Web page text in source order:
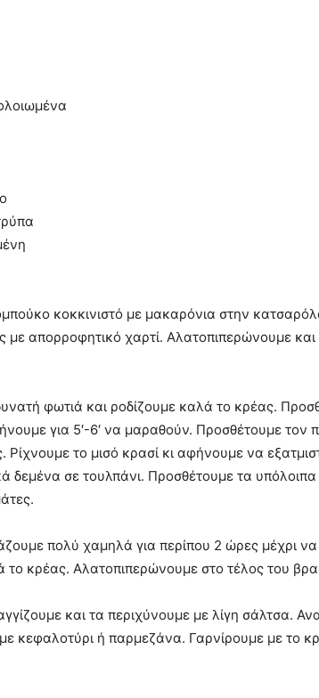
κοκκινιστό με μακαρόνια στην
απορροφητικό χαρτί. Αλατοπιπερώνουμε
φωτιά και ροδίζουμε καλά το κρέας.
για 5′-6′ να μαραθούν. Προσθέτουμε τον
το μισό κρασί κι αφήνουμε να
δεμένα σε τουλπάνι. Προσθέτουμε τα
πολύ χαμηλά για περίπου 2 ώρες μέχρι να
κρέας. Αλατοπιπερώνουμε στο τέλος του
και τα περιχύνουμε με λίγη σάλτσα.
κεφαλοτύρι ή παρμεζάνα. Γαρνίρουμε με το